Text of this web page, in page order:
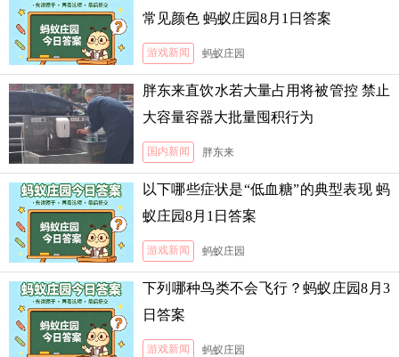
常见颜色 蚂蚁庄园8月1日答案
游戏新闻 蚂蚁庄园
胖东来直饮水若大量占用将被管控 禁止
大容量容器大批量囤积行为
国内新闻 胖东来
以下哪些症状是“低血糖”的典型表现 蚂
蚁庄园8月1日答案
游戏新闻 蚂蚁庄园
下列哪种鸟类不会飞行？蚂蚁庄园8月3
日答案
游戏新闻 蚂蚁庄园